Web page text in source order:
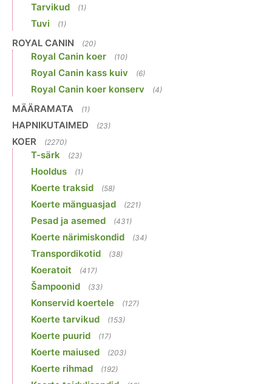
Tarvikud (1)
Tuvi (1)
ROYAL CANIN (20)
Royal Canin koer (10)
Royal Canin kass kuiv (6)
Royal Canin koer konserv (4)
MÄÄRAMATA (1)
HAPNIKUTAIMED (23)
KOER (2270)
T-särk (23)
Hooldus (1)
Koerte traksid (58)
Koerte mänguasjad (221)
Pesad ja asemed (431)
Koerte närimiskondid (34)
Transpordikotid (38)
Koeratoit (417)
Šampoonid (33)
Konservid koertele (127)
Koerte tarvikud (153)
Koerte puurid (17)
Koerte maiused (203)
Koerte rihmad (192)